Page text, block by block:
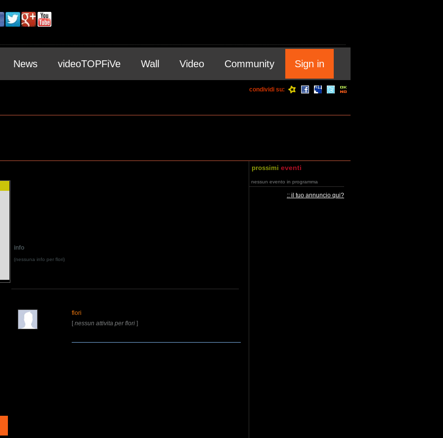
News videoTOPFiVe Wall Video Community Sign in
condividi su:
info
(nessuna info per flori)
flori
[ nessun attivita per flori ]
prossimi eventi
nessun evento in programma
:: il tuo annuncio qui?